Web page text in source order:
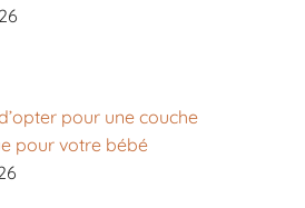
pour une couche
pour votre bébé